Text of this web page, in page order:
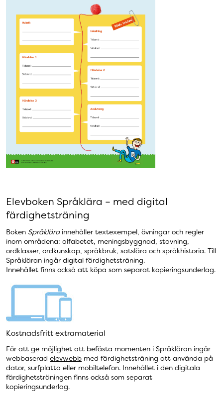
Elevboken Språklära – med digital
färdighetsträning
Boken Språklärainnehåller textexempel, övningar och regler
inom områdena: alfabetet, meningsbyggnad, stavning,
ordklasser, ordkunskap, språkbruk, satslära och språkhistoria. Till
Språkläran ingår digital färdighetsträning.
Innehållet finns också att köpa som separat kopieringsunderlag.
Kostnadsfritt extramaterial
För att ge möjlighet att befästa momenten i Språkläran ingår
webbaserad elevwebb med färdighetsträning att använda på
dator, surfplatta eller mobiltelefon. Innehållet i den digitala
färdighetsträningen finns också som separat
kopieringsunderlag.